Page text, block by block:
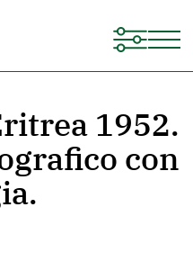
1952.
con